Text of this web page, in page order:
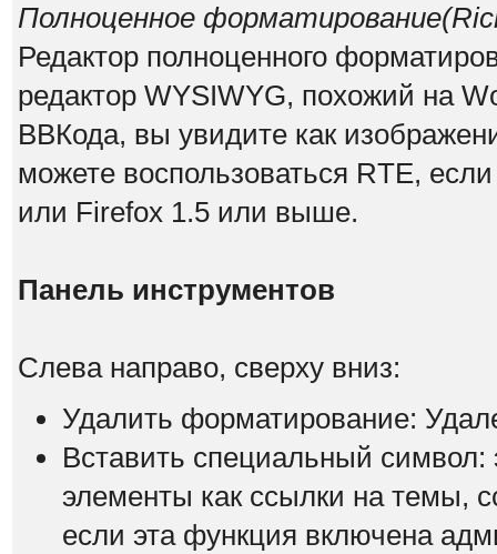
Полноценное
Редактор полноценного
редактор WYSIWYG, похожий на
ВВКода, вы увидите как
можете воспользоваться RTE,
или Firefox 1.5 или выше.
Панель инструментов
Слева направо, сверху вниз:
Удалить форматирование:
Вставить специальный символ:
элементы как ссылки на темы,
если эта функция включена